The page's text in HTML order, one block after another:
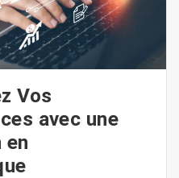
Vos
avec une
en